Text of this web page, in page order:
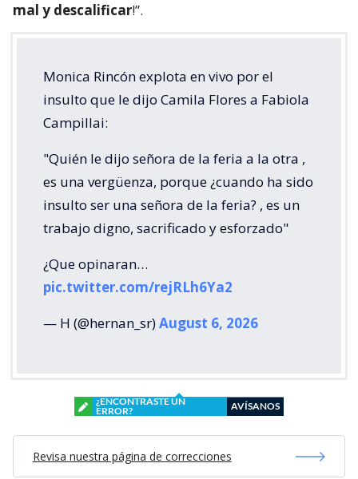
mal y descalificar!”.
Monica Rincón explota en vivo por el
insulto que le dijo Camila Flores a Fabiola
Campillai:
"Quién le dijo señora de la feria a la otra ,
es una vergüenza, porque ¿cuando ha sido
insulto ser una señora de la feria? , es un
trabajo digno, sacrificado y esforzado"
¿Que opinaran…
pic.twitter.com/rejRLh6Ya2
— H (@hernan_sr)August 6, 2026
¿ENCONTRASTE UN
ERROR?
AVÍSANOS
Revisa nuestra página de correcciones